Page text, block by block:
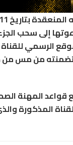
إلى سحب
“ديما لاباس” التي تم بثها بتاريخ 26
تضمنته من مس
المهنة
المذكورة